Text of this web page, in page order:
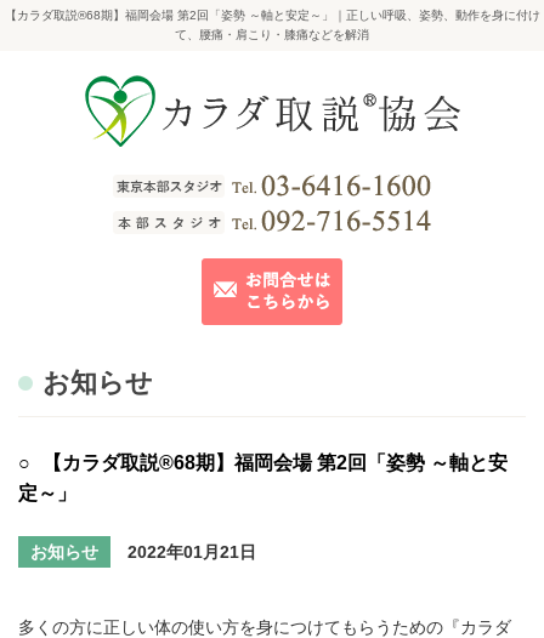
【カラダ取説®68期】福岡会場 第2回「姿勢 ～軸と安定～」｜正しい呼吸、姿勢、動作を身に付け
て、腰痛・肩こり・膝痛などを解消
お知らせ
【カラダ取説®68期】福岡会場 第2回「姿勢 ～軸と安
定～」
お知らせ 2022年01月21日
多くの方に正しい体の使い方を身につけてもらうための『カラダ